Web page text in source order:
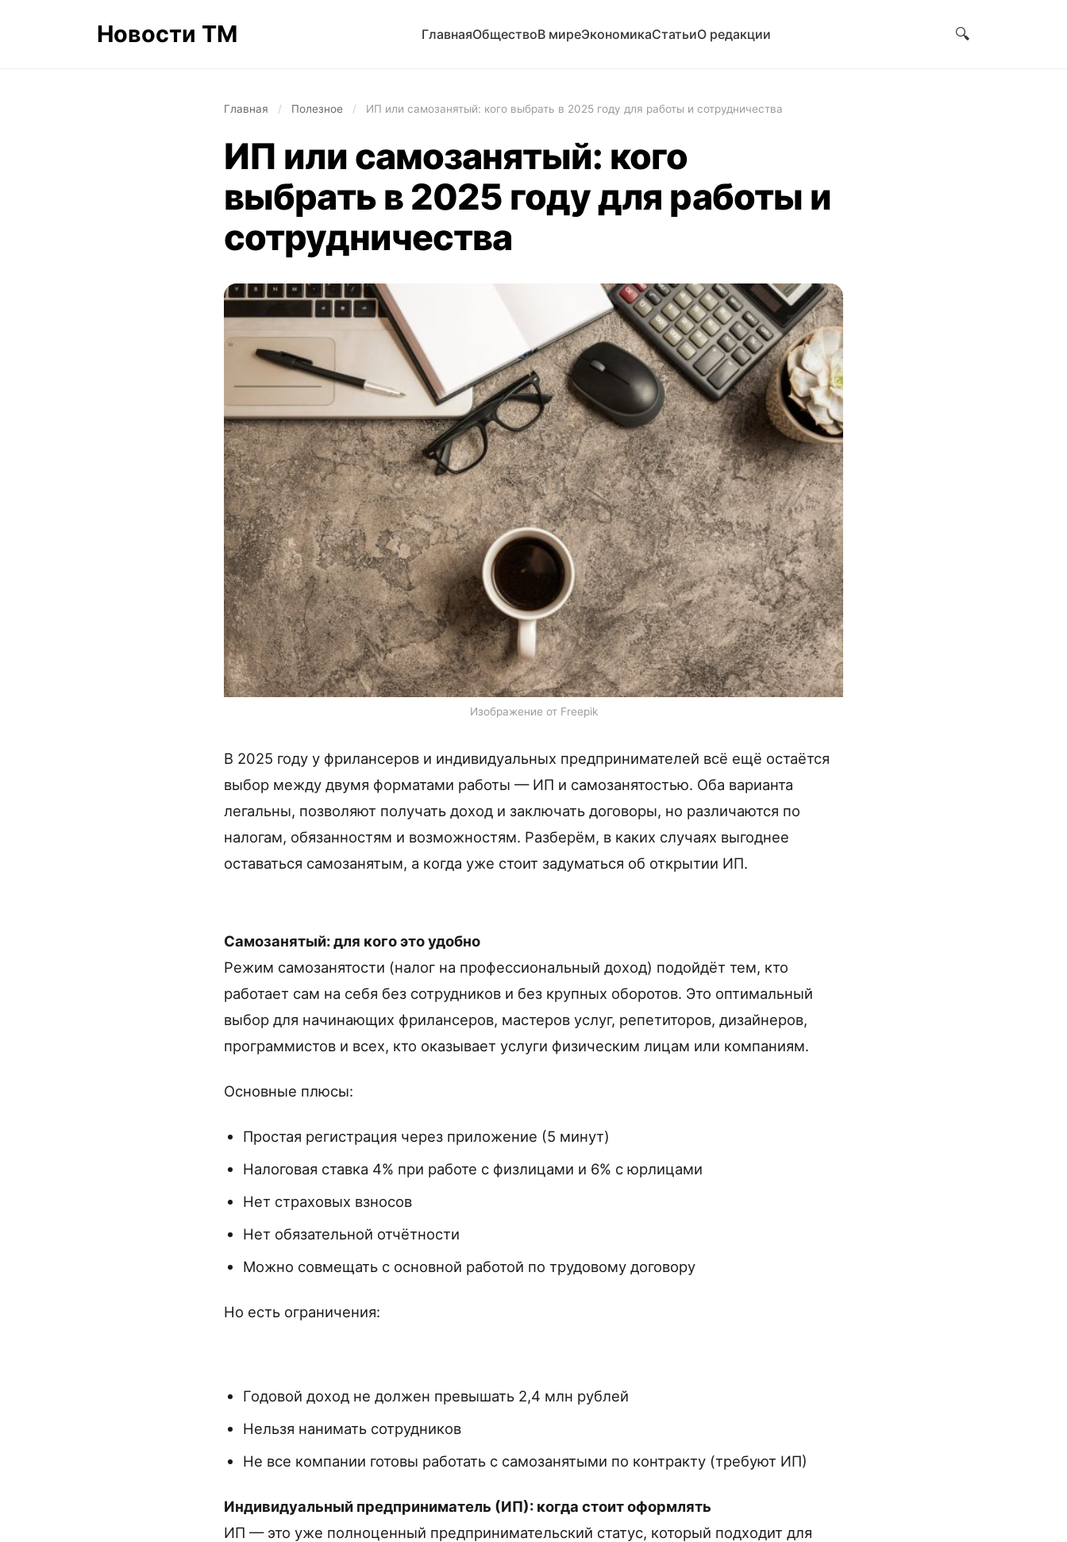
Новости ТМ ГлавнаяОбществоВ миреЭкономикаСтатьиО редакции 🔍
Главная / Полезное / ИП или самозанятый: кого выбрать в 2025 году для работы и сотрудничества
ИП или самозанятый: кого
выбрать в 2025 году для работы и
сотрудничества
Изображение от Freepik
В 2025 году у фрилансеров и индивидуальных предпринимателей всё ещё остаётся
выбор между двумя форматами работы — ИП и самозанятостью. Оба варианта
легальны, позволяют получать доход и заключать договоры, но различаются по
налогам, обязанностям и возможностям. Разберём, в каких случаях выгоднее
оставаться самозанятым, а когда уже стоит задуматься об открытии ИП.
Самозанятый: для кого это удобно
Режим самозанятости (налог на профессиональный доход) подойдёт тем, кто
работает сам на себя без сотрудников и без крупных оборотов. Это оптимальный
выбор для начинающих фрилансеров, мастеров услуг, репетиторов, дизайнеров,
программистов и всех, кто оказывает услуги физическим лицам или компаниям.
Основные плюсы:
Простая регистрация через приложение (5 минут)
Налоговая ставка 4% при работе с физлицами и 6% с юрлицами
Нет страховых взносов
Нет обязательной отчётности
Можно совмещать с основной работой по трудовому договору
Но есть ограничения:
Годовой доход не должен превышать 2,4 млн рублей
Нельзя нанимать сотрудников
Не все компании готовы работать с самозанятыми по контракту (требуют ИП)
Индивидуальный предприниматель (ИП): когда стоит оформлять
ИП — это уже полноценный предпринимательский статус, который подходит для